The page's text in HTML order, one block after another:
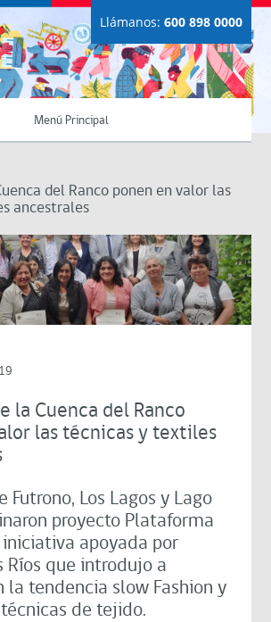
Llámanos: 600 898 0000
Menú Principal
del Ranco ponen en valor las
ancestrales
la Cuenca del Ranco
las técnicas y textiles
Futrono, Los Lagos y Lago
proyecto Plataforma
iniciativa apoyada por
Ríos que introdujo a
la tendencia slow Fashion y
de tejido.